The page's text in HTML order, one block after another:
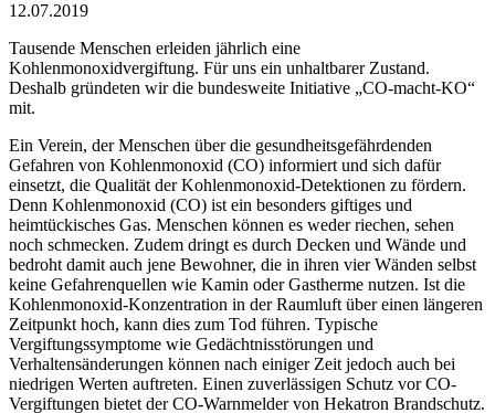
12.07.2019
Tausende Menschen erleiden jährlich eine
Kohlenmonoxidvergiftung. Für uns ein unhaltbarer Zustand.
Deshalb gründeten wir die bundesweite Initiative „CO-macht-KO“
mit.
Ein Verein, der Menschen über die gesundheitsgefährdenden
Gefahren von Kohlenmonoxid (CO) informiert und sich dafür
einsetzt, die Qualität der Kohlenmonoxid-Detektionen zu fördern.
Denn Kohlenmonoxid (CO) ist ein besonders giftiges und
heimtückisches Gas. Menschen können es weder riechen, sehen
noch schmecken. Zudem dringt es durch Decken und Wände und
bedroht damit auch jene Bewohner, die in ihren vier Wänden selbst
keine Gefahrenquellen wie Kamin oder Gastherme nutzen. Ist die
Kohlenmonoxid-Konzentration in der Raumluft über einen längeren
Zeitpunkt hoch, kann dies zum Tod führen. Typische
Vergiftungssymptome wie Gedächtnisstörungen und
Verhaltensänderungen können nach einiger Zeit jedoch auch bei
niedrigen Werten auftreten. Einen zuverlässigen Schutz vor CO-
Vergiftungen bietet der CO-Warnmelder von Hekatron Brandschutz.